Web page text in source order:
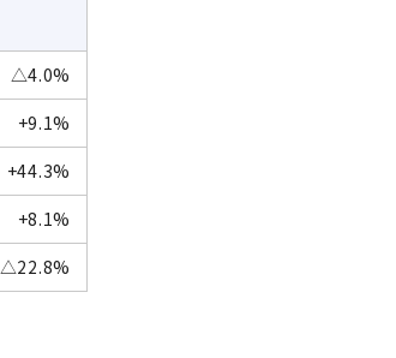
△4.0%
+9.1%
+44.3%
+8.1%
△22.8%